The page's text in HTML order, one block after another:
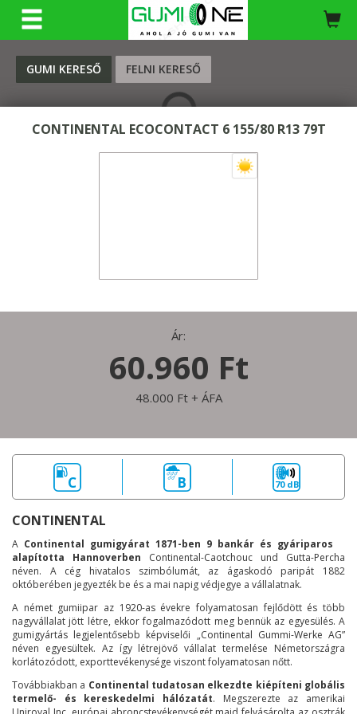
GUMI KERESŐ FELNI KERESŐ
KERESÉS
CONTINENTAL ECOCONTACT 6 155/80 R13 79T
Ár:
60.960 Ft
48.000 Ft + ÁFA
C B 70 dB
CONTINENTAL
A Continental gumigyárat 1871-ben 9 bankár és gyáriparos
alapította Hannoverben Continental-Caotchouc und Gutta-Percha
néven. A cég hivatalos szimbólumát, az ágaskodó paripát 1882
októberében jegyezték be és a mai napig védjegye a vállalatnak.
A német gumiipar az 1920-as évekre folyamatosan fejlődött és több
nagyvállalat jött létre, ekkor fogalmazódott meg bennük az egyesülés. A
gumigyártás legjelentősebb képviselői „Continental Gummi-Werke AG”
néven egyesültek. Az így létrejövő vállalat termelése Németországra
korlátozódott, exporttevékenysége viszont folyamatosan nőtt.
Továbbiakban a Continental tudatosan elkezdte kiépíteni globális
termelő- és kereskedelmi hálózatát. Megszerezte az amerikai